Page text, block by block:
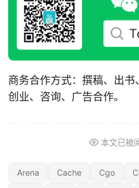
商务合作方式：撰稿、出
创业、咨询、广告合作。
本文已被
Arena Cache Cgo